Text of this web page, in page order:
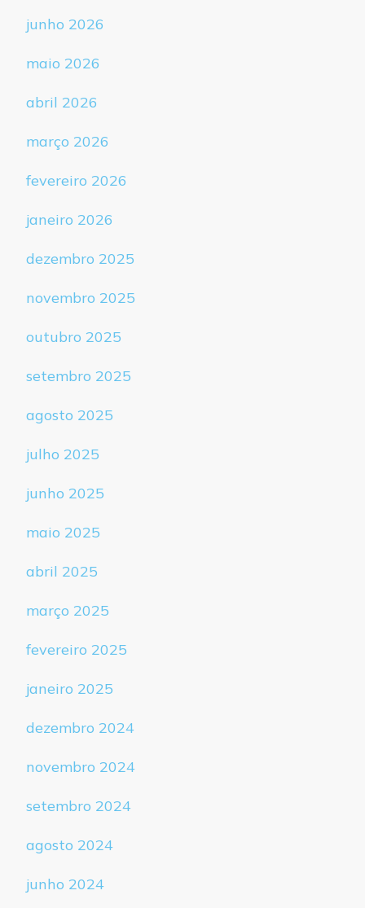
junho 2026
maio 2026
abril 2026
março 2026
fevereiro 2026
janeiro 2026
dezembro 2025
novembro 2025
outubro 2025
setembro 2025
agosto 2025
julho 2025
junho 2025
maio 2025
abril 2025
março 2025
fevereiro 2025
janeiro 2025
dezembro 2024
novembro 2024
setembro 2024
agosto 2024
junho 2024